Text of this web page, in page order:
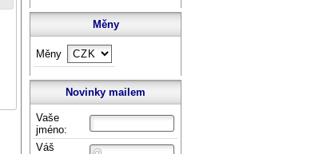
Měny
Měny
Novinky mailem
Vaše
jméno:
Váš